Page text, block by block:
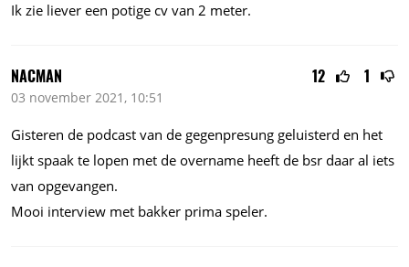
Ik zie liever een potige cv van 2 meter.
12 1
NACMAN
03 november 2021, 10:51
Gisteren de podcast van de gegenpresung geluisterd en het
lijkt spaak te lopen met de overname heeft de bsr daar al iets
van opgevangen.
Mooi interview met bakker prima speler.